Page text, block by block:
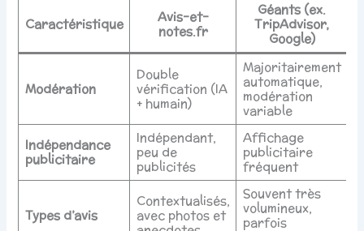
Caractéristique
Avis-et-
notes.fr
Géants (ex.
TripAdvisor,
Google)
Modération
Double
vérification (IA
+ humain)
Majoritairement
automatique,
modération
variable
Indépendance
publicitaire
Indépendant,
peu de
publicités
Affichage
publicitaire
fréquent
Types d’avis
Contextualisés,
avec photos et
Souvent très
volumineux,
parfois